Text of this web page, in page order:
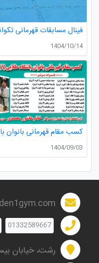
1404/10/14
1404/09/03
01332589667
رشت، خیابان